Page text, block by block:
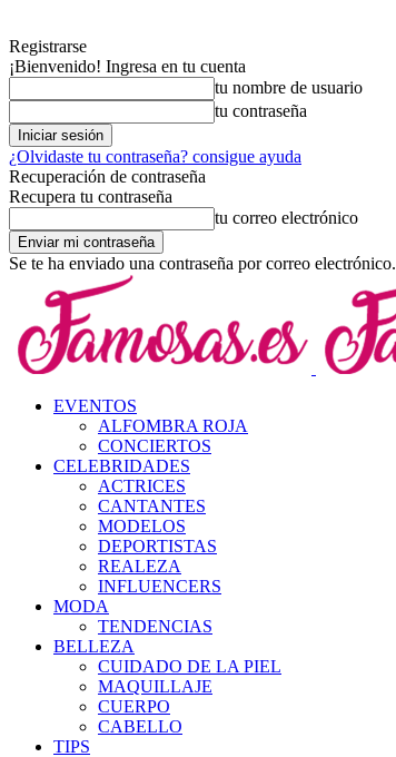
Registrarse
¡Bienvenido! Ingresa en tu cuenta
tu nombre de usuario
tu contraseña
¿Olvidaste tu contraseña? consigue ayuda
Recuperación de contraseña
Recupera tu contraseña
tu correo electrónico
Se te ha enviado una contraseña por correo electrónico.
EVENTOS
ALFOMBRA ROJA
CONCIERTOS
CELEBRIDADES
ACTRICES
CANTANTES
MODELOS
DEPORTISTAS
REALEZA
INFLUENCERS
MODA
TENDENCIAS
BELLEZA
CUIDADO DE LA PIEL
MAQUILLAJE
CUERPO
CABELLO
TIPS